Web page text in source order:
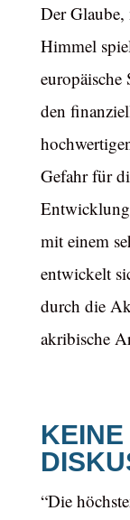
Der Glaube,
Himmel
europäische
den
Gefahr für
mit einem
entwickelt
durch die
akribische
“Die